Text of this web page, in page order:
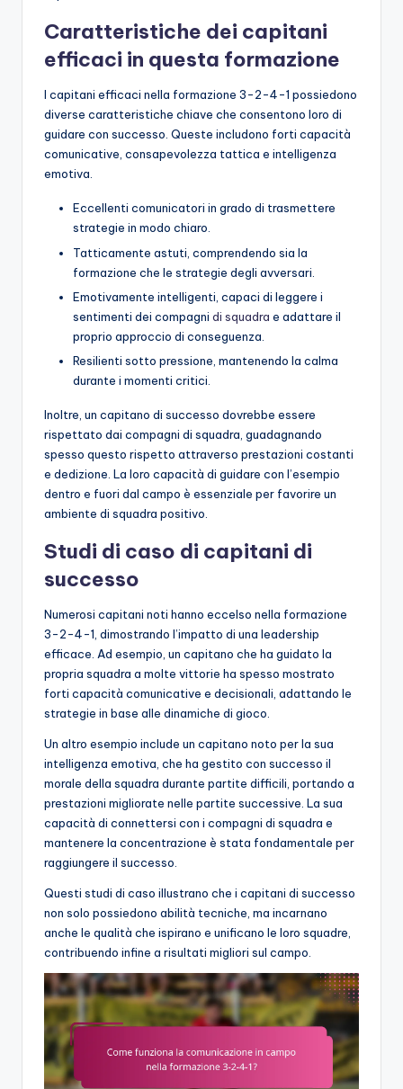
Caratteristiche dei capitani
efficaci in questa formazione
I capitani efficaci nella formazione 3-2-4-1 possiedono
diverse caratteristiche chiave che consentono loro di
guidare con successo. Queste includono forti capacità
comunicative, consapevolezza tattica e intelligenza
emotiva.
Eccellenti comunicatori in grado di trasmettere
strategie in modo chiaro.
Tatticamente astuti, comprendendo sia la
formazione che le strategie degli avversari.
Emotivamente intelligenti, capaci di leggere i
sentimenti dei compagni di squadra e adattare il
proprio approccio di conseguenza.
Resilienti sotto pressione, mantenendo la calma
durante i momenti critici.
Inoltre, un capitano di successo dovrebbe essere
rispettato dai compagni di squadra, guadagnando
spesso questo rispetto attraverso prestazioni costanti
e dedizione. La loro capacità di guidare con l’esempio
dentro e fuori dal campo è essenziale per favorire un
ambiente di squadra positivo.
Studi di caso di capitani di
successo
Numerosi capitani noti hanno eccelso nella formazione
3-2-4-1, dimostrando l’impatto di una leadership
efficace. Ad esempio, un capitano che ha guidato la
propria squadra a molte vittorie ha spesso mostrato
forti capacità comunicative e decisionali, adattando le
strategie in base alle dinamiche di gioco.
Un altro esempio include un capitano noto per la sua
intelligenza emotiva, che ha gestito con successo il
morale della squadra durante partite difficili, portando a
prestazioni migliorate nelle partite successive. La sua
capacità di connettersi con i compagni di squadra e
mantenere la concentrazione è stata fondamentale per
raggiungere il successo.
Questi studi di caso illustrano che i capitani di successo
non solo possiedono abilità tecniche, ma incarnano
anche le qualità che ispirano e unificano le loro squadre,
contribuendo infine a risultati migliori sul campo.